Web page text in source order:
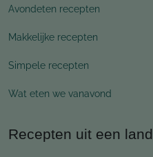
Avondeten recepten
Makkelijke recepten
Simpele recepten
Wat eten we vanavond
Recepten uit een land